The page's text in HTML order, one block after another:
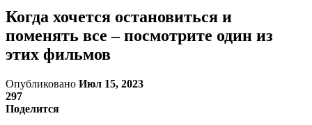
Когда хочется остановиться и
поменять все ‒ посмотрите один из
этих фильмов
Опубликовано Июл 15, 2023
297
Поделится